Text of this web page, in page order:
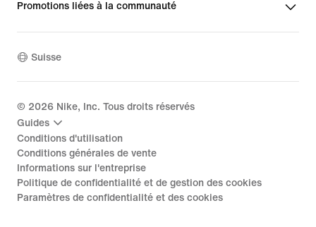
Promotions liées à la communauté
Suisse
© 2026 Nike, Inc. Tous droits réservés
Guides
Conditions d'utilisation
Conditions générales de vente
Informations sur l'entreprise
Politique de confidentialité et de gestion des cookies
Paramètres de confidentialité et des cookies